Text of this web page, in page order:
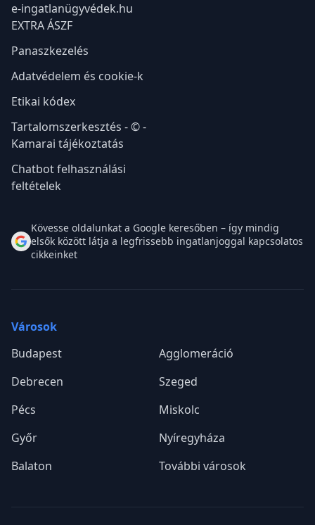
e-ingatlanügyvédek.hu
EXTRA ÁSZF
Panaszkezelés
Adatvédelem és cookie-k
Etikai kódex
Tartalomszerkesztés - © -
Kamarai tájékoztatás
Chatbot felhasználási
feltételek
Kövesse oldalunkat a Google keresőben – így mindig
elsők között látja a legfrissebb ingatlanjoggal kapcsolatos
cikkeinket
Városok
Budapest
Agglomeráció
Debrecen
Szeged
Pécs
Miskolc
Győr
Nyíregyháza
Balaton
További városok